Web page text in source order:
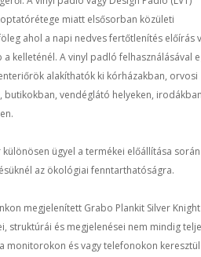
miatt elsősorban közületi
ahol a napi nedves fertőtlenítés előírás
kelleténél. A vinyl padló felhasználásával
alakíthatók ki kórházakban, orvosi
vendéglátó helyeken,
ügyel a termékei előállítása
az ökológiai fenntarthatóságra.
megjelenített Grabo Plankit Silver Knight
struktúrái és megjelenései nem mindig
monitorokon és vagy telefonokon